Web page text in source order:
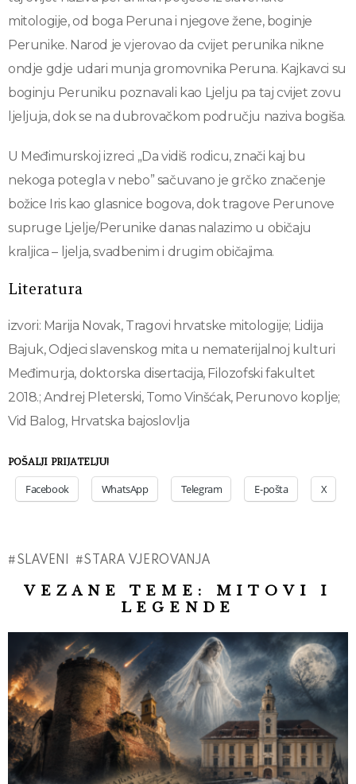
mitologije, od boga Peruna i njegove žene, boginje
Perunike. Narod je vjerovao da cvijet perunika nikne
ondje gdje udari munja gromovnika Peruna. Kajkavci su
boginju Peruniku poznavali kao Ljelju pa taj cvijet zovu
ljeljuja, dok se na dubrovačkom području naziva bogiša.
U Međimurskoj izreci „Da vidiš rodicu, znači kaj bu
nekoga potegla v nebo” sačuvano je grčko značenje
božice Iris kao glasnice bogova, dok tragove Perunove
supruge Ljelje/Perunike danas nalazimo u običaju
kraljica – ljelja, svadbenim i drugim običajima.
Literatura
izvori: Marija Novak, Tragovi hrvatske mitologije; Lidija
Bajuk, Odjeci slavenskog mita u nematerijalnoj kulturi
Međimurja, doktorska disertacija, Filozofski fakultet
2018.; Andrej Pleterski, Tomo Vinšćak, Perunovo koplje;
Vid Balog, Hrvatska bajoslovlja
POŠALJI PRIJATELJU!
Facebook WhatsApp Telegram E-pošta X
SLAVENI STARA VJEROVANJA
VEZANE TEME: MITOVI I
LEGENDE